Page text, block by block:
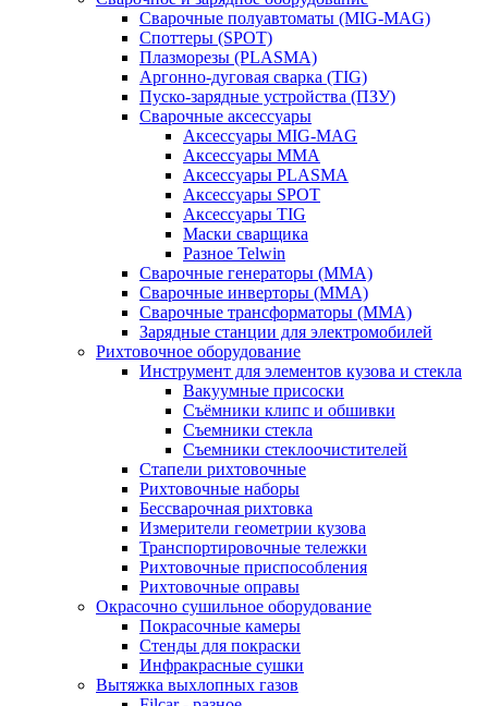
Сварочные полуавтоматы (MIG-MAG)
Споттеры (SPOT)
Плазморезы (PLASMA)
Аргонно-дуговая сварка (TIG)
Пуско-зарядные устройства (ПЗУ)
Сварочные аксессуары
Аксессуары MIG-MAG
Аксессуары MMA
Аксессуары PLASMA
Аксессуары SPOT
Аксессуары TIG
Маски сварщика
Разное Telwin
Сварочные генераторы (MMA)
Сварочные инверторы (MMA)
Сварочные трансформаторы (MMA)
Зарядные станции для электромобилей
Рихтовочное оборудование
Инструмент для элементов кузова и стекла
Вакуумные присоски
Съёмники клипс и обшивки
Съемники стекла
Съемники стеклоочистителей
Стапели рихтовочные
Рихтовочные наборы
Бессварочная рихтовка
Измерители геометрии кузова
Транспортировочные тележки
Рихтовочные приспособления
Рихтовочные оправы
Окрасочно сушильное оборудование
Покрасочные камеры
Стенды для покраски
Инфракрасные сушки
Вытяжка выхлопных газов